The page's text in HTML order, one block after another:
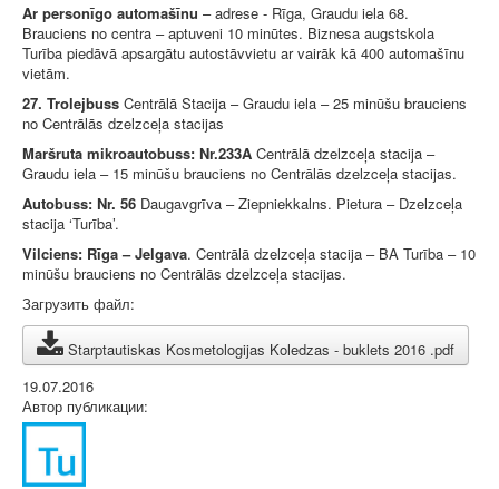
Ar personīgo automašīnu – adrese - Rīga, Graudu iela 68.
Brauciens no centra – aptuveni 10 minūtes. Biznesa augstskola
Turība piedāvā apsargātu autostāvvietu ar vairāk kā 400 automašīnu
vietām.
27. Trolejbuss Centrālā Stacija – Graudu iela – 25 minūšu brauciens
no Centrālās dzelzceļa stacijas
Maršruta mikroautobuss: Nr.233A Centrālā dzelzceļa stacija –
Graudu iela – 15 minūšu brauciens no Centrālās dzelzceļa stacijas.
Autobuss: Nr. 56 Daugavgrīva – Ziepniekkalns. Pietura – Dzelzceļa
stacija ‘Turība’.
Vilciens: Rīga – Jelgava. Centrālā dzelzceļa stacija – BA Turība – 10
minūšu brauciens no Centrālās dzelzceļa stacijas.
Загрузить файл:
Starptautiskas Kosmetologijas Koledzas - buklets 2016 .pdf
19.07.2016
Автор публикации: